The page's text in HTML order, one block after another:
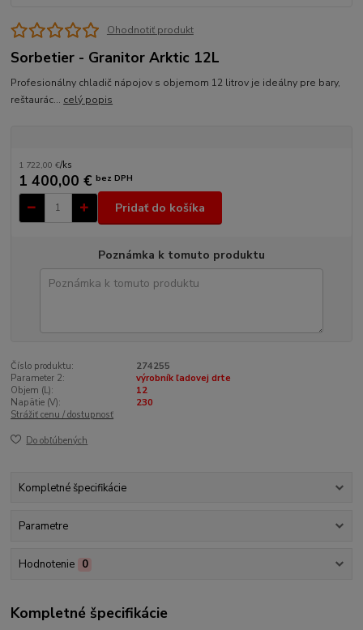
Ohodnotiť produkt
Sorbetier - Granitor Arktic 12L
Profesionálny chladič nápojov s objemom 12 litrov je ideálny pre bary,
reštaurác... celý popis
1 722,00 €/ks
1 400,00 € bez DPH
Pridať do košíka
Poznámka k tomuto produktu
Číslo produktu:
274255
Parameter 2:
výrobník ľadovej drte
Objem (L):
12
Napätie (V):
230
Strážiť cenu / dostupnosť
Do obľúbených
Kompletné špecifikácie
Parametre
Hodnotenie 0
Kompletné špecifikácie